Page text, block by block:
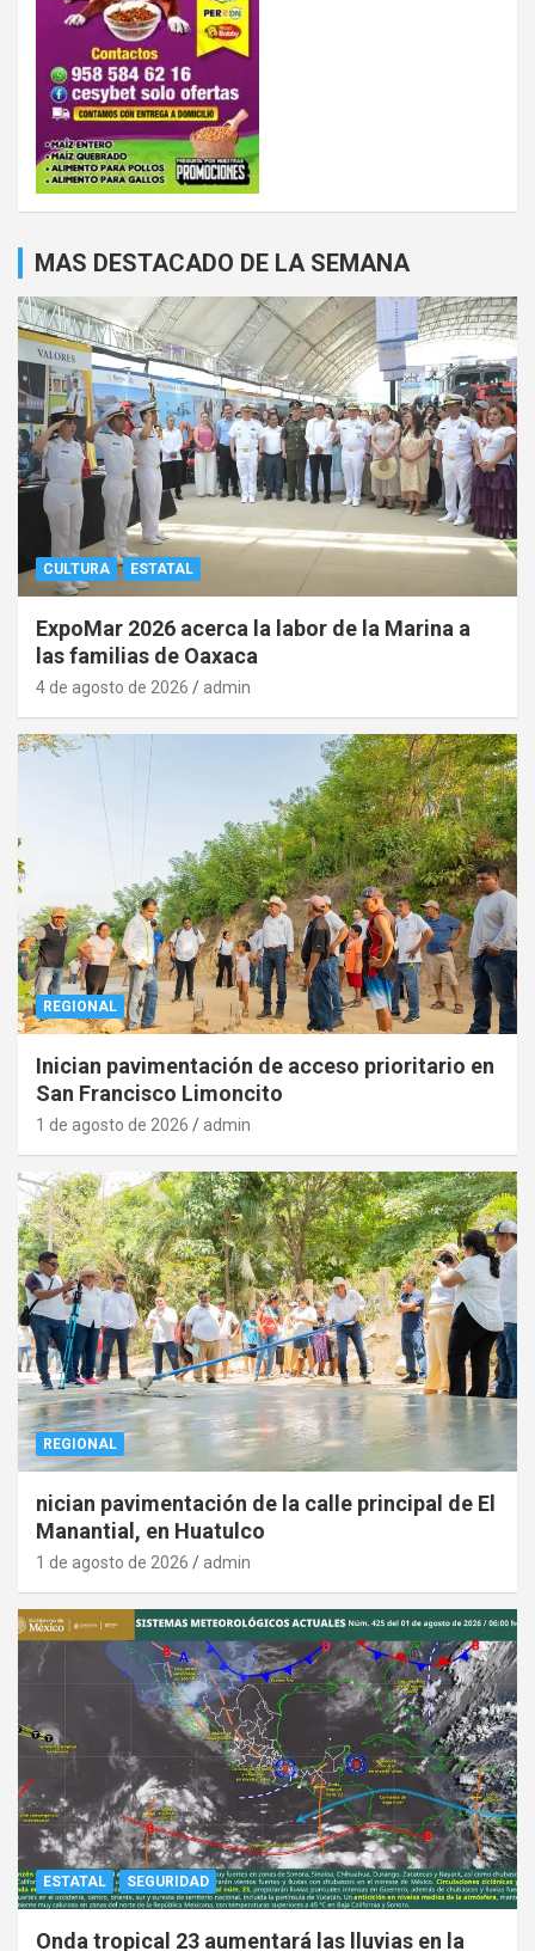
MAS DESTACADO DE LA SEMANA
CULTURA ESTATAL
ExpoMar 2026 acerca la labor de la Marina a
las familias de Oaxaca
4 de agosto de 2026 admin
REGIONAL
Inician pavimentación de acceso prioritario en
San Francisco Limoncito
1 de agosto de 2026 admin
REGIONAL
nician pavimentación de la calle principal de El
Manantial, en Huatulco
1 de agosto de 2026 admin
ESTATAL SEGURIDAD
Onda tropical 23 aumentará las lluvias en la